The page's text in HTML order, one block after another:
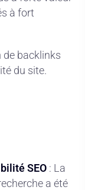
à fort
de backlinks
du site.
SEO : La
a été